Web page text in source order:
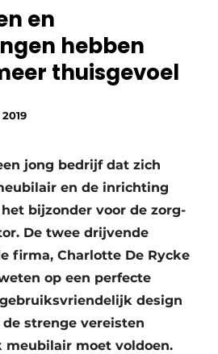
en
hebben
thuisgevoel
jong bedrijf dat zich
en de inrichting
bijzonder voor de zorg-
De twee drijvende
firma, Charlotte De Rycke
op een perfecte
design
strenge vereisten
meubilair moet voldoen.